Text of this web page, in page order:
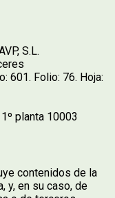
S.L.
601. Folio: 76. Hoja:
planta 10003
contenidos de la
y, en su caso, de